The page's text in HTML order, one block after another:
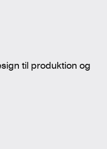
til produktion og